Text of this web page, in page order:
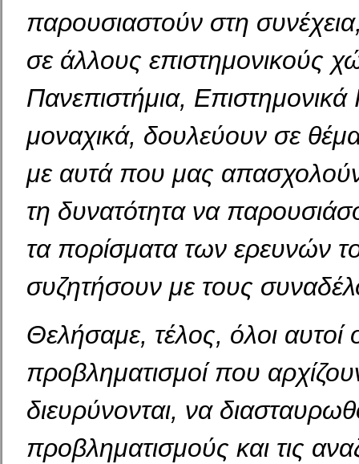
παρουσιαστούν στη
σε άλλους επιστημονικούς
Πανεπιστήμια,
μοναχικά, δουλεύουν σε
με αυτά που μας
τη δυνατότητα να
τα πορίσματα των ερευνών
συζητήσουν με τους
Θελήσαμε, τέλος, όλοι αυτοί
προβληματισμοί που
διευρύνονται, να
προβληματισμούς και τις